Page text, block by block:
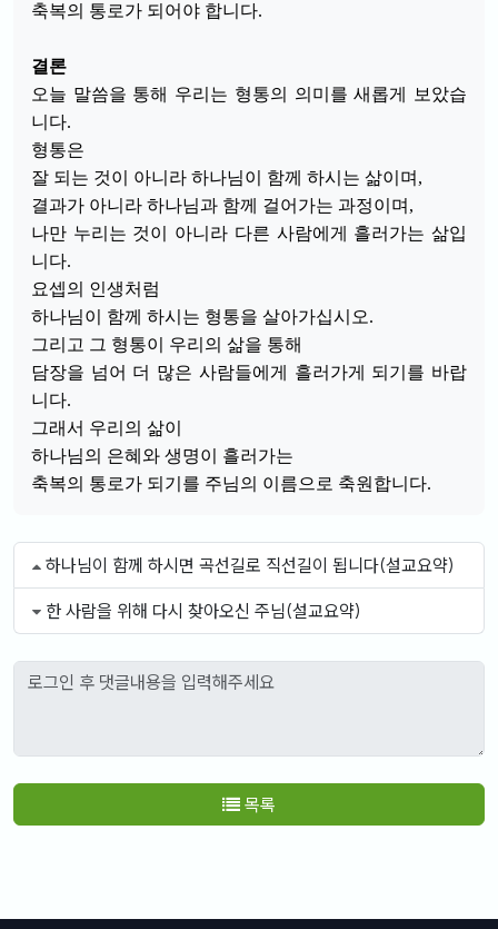
축복의 통로가 되어야 합니다.
결론
오늘 말씀을 통해 우리는 형통의 의미를 새롭게 보았습
니다.
형통은
잘 되는 것이 아니라 하나님이 함께 하시는 삶이며,
결과가 아니라 하나님과 함께 걸어가는 과정이며,
나만 누리는 것이 아니라 다른 사람에게 흘러가는 삶입
니다.
요셉의 인생처럼
하나님이 함께 하시는 형통을 살아가십시오.
그리고 그 형통이 우리의 삶을 통해
담장을 넘어 더 많은 사람들에게 흘러가게 되기를 바랍
니다.
그래서 우리의 삶이
하나님의 은혜와 생명이 흘러가는
축복의 통로가 되기를 주님의 이름으로 축원합니다.
하나님이 함께 하시면 곡선길로 직선길이 됩니다(설교요약)
한 사람을 위해 다시 찾아오신 주님(설교요약)
목록